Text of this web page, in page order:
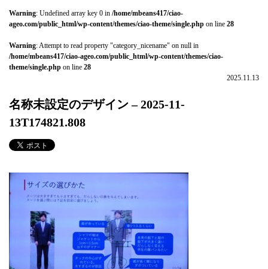
Warning: Undefined array key 0 in /home/mbeans417/ciao-
ageo.com/public_html/wp-content/themes/ciao-theme/single.php on line 28
Warning: Attempt to read property "category_nicename" on null in
/home/mbeans417/ciao-ageo.com/public_html/wp-content/themes/ciao-
theme/single.php on line 28
2025.11.13
名称未設定のデザイン – 2025-11-
13T174821.808